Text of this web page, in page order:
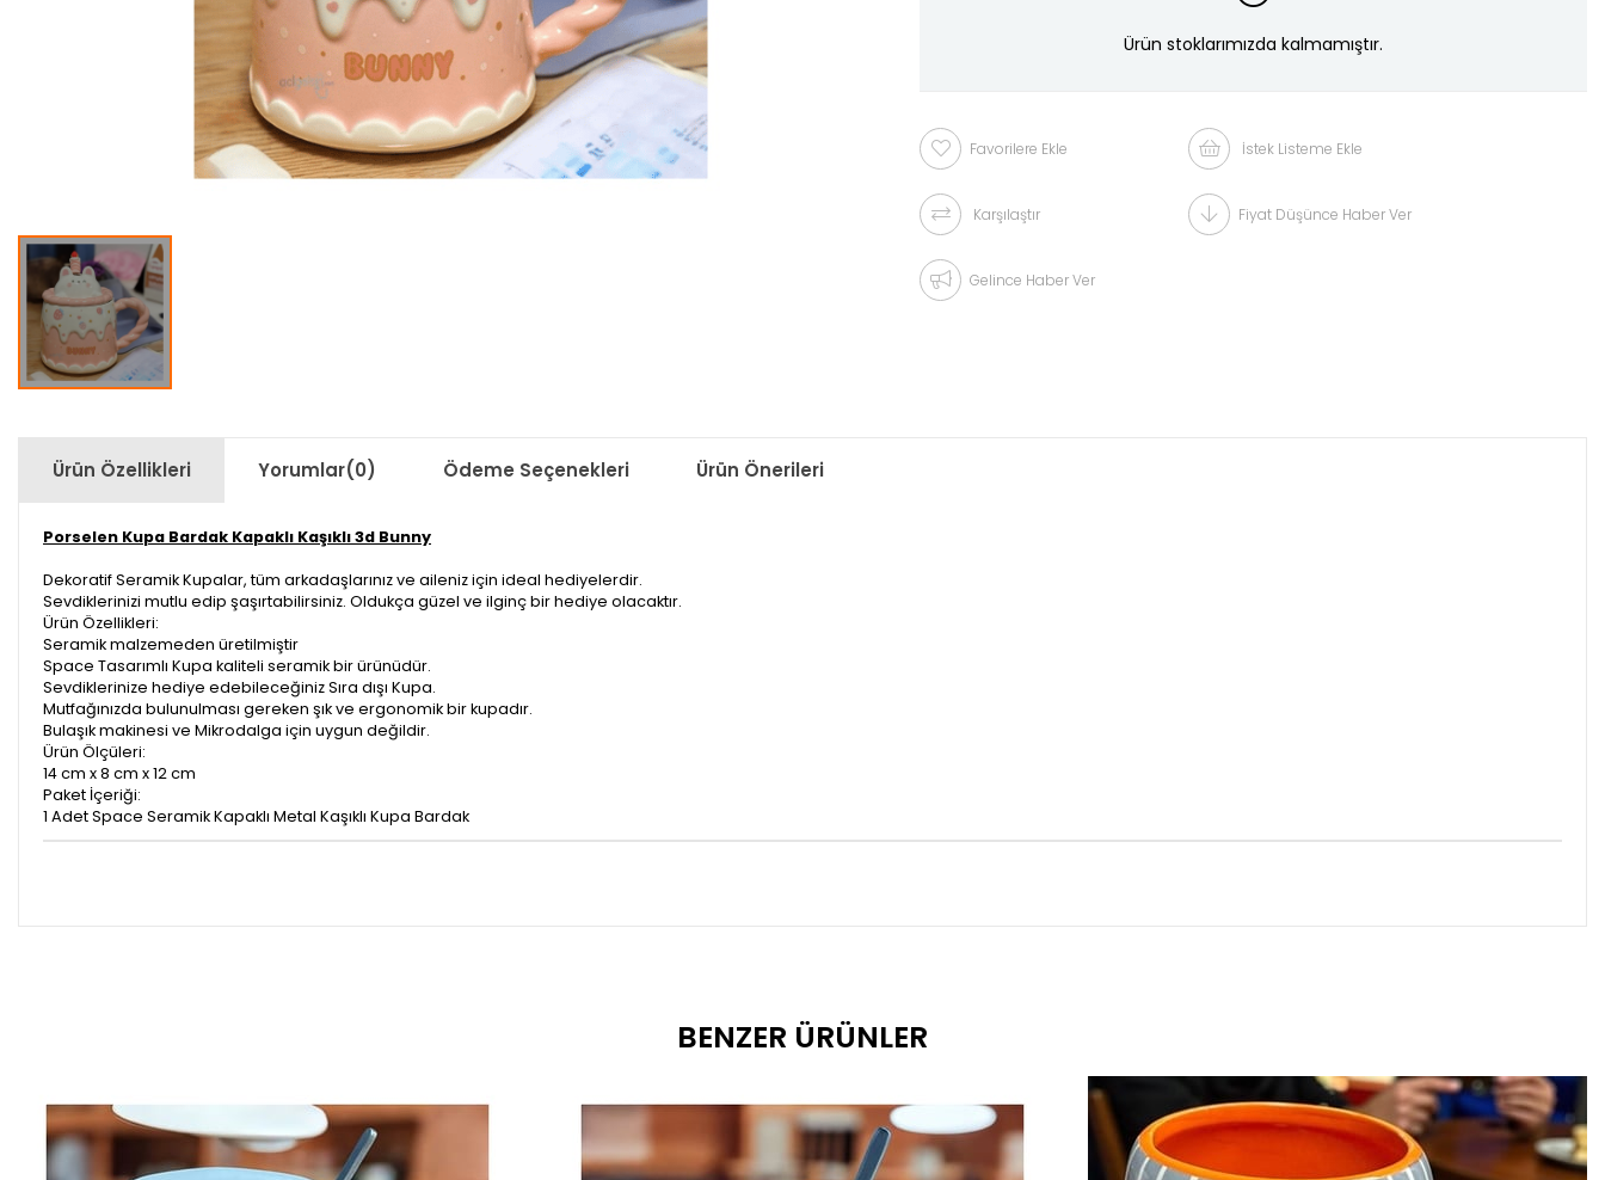
Ürün stoklarımızda kalmamıştır.
Favorilere Ekle İstek Listeme Ekle
Karşılaştır Fiyat Düşünce Haber Ver
Gelince Haber Ver
Ürün Özellikleri Yorumlar(0) Ödeme Seçenekleri Ürün Önerileri
Porselen Kupa Bardak Kapaklı Kaşıklı 3d Bunny
Dekoratif Seramik Kupalar, tüm arkadaşlarınız ve aileniz için ideal hediyelerdir.
Sevdiklerinizi mutlu edip şaşırtabilirsiniz. Oldukça güzel ve ilginç bir hediye olacaktır.
Ürün Özellikleri:
Seramik malzemeden üretilmiştir
Space Tasarımlı Kupa kaliteli seramik bir ürünüdür.
Sevdiklerinize hediye edebileceğiniz Sıra dışı Kupa.
Mutfağınızda bulunulması gereken şık ve ergonomik bir kupadır.
Bulaşık makinesi ve Mikrodalga için uygun değildir.
Ürün Ölçüleri:
14 cm x 8 cm x 12 cm
Paket İçeriği:
1 Adet Space Seramik Kapaklı Metal Kaşıklı Kupa Bardak
BENZER ÜRÜNLER